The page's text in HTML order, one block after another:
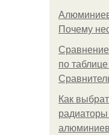
Почему
по
Как